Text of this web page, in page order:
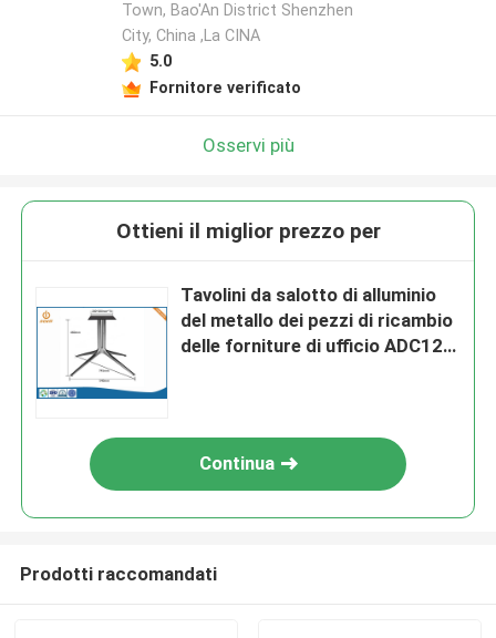
Town, Bao'An District Shenzhen
City, China ,La CINA
5.0
Fornitore verificato
Osservi più
Ottieni il miglior prezzo per
Tavolini da salotto di alluminio
del metallo dei pezzi di ricambio
delle forniture di ufficio ADC12
Continua
Prodotti raccomandati